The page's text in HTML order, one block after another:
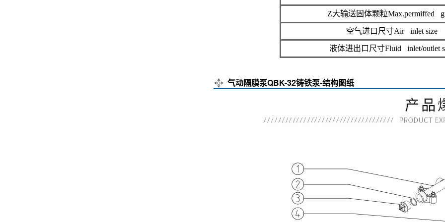
气动隔膜泵QBK-32铸铁泵-性能参数 本数据是我公司实际测试所得
气动隔膜泵
Z大流量Max.flow rate
Z大虹吸高度Max.suction
液体进出口尺寸Fluid inlet/outlet
气动隔膜泵QBK-32铸铁泵-结构图纸